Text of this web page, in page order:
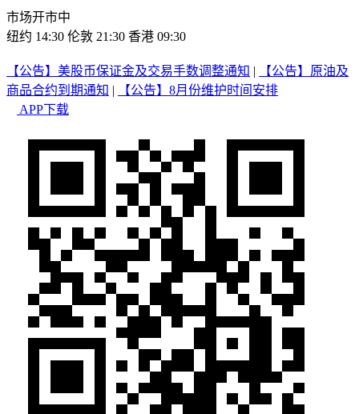
市场开市中
纽约 14:30 伦敦 21:30 香港 09:30
【公告】美股币保证金及交易手数调整通知 |
【公告】原油及
商品合约到期通知 |
【公告】8月份维护时间安排
APP下载